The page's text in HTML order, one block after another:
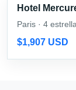
Hotel
Paris · 4
$1,907 USD